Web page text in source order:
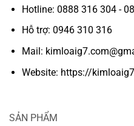
Hotline: 0888 316 304 -
Hỗ trợ: 0946 310 316
Mail:
Website: https://
SẢN PHẨM